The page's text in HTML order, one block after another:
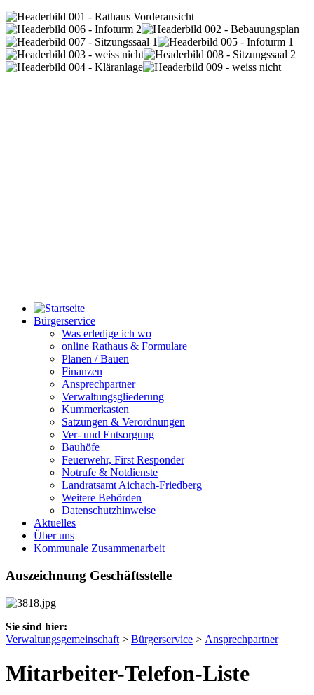
Bürgerservice
Was erledige ich wo
online Rathaus & Formulare
Planen / Bauen
Finanzen
Ansprechpartner
Verwaltungsgliederung
Kummerkasten
Satzungen & Verordnungen
Ver- und Entsorgung
Bauhöfe
Feuerwehr, First Responder
Notrufe & Notdienste
Landratsamt Aichach-Friedberg
Weitere Behörden
Datenschutzhinweise
Aktuelles
Über uns
Kommunale Zusammenarbeit
Auszeichnung Geschäftsstelle
Sie sind hier:
Verwaltungsgemeinschaft > Bürgerservice > Ansprechpartner
Mitarbeiter-Telefon-Liste